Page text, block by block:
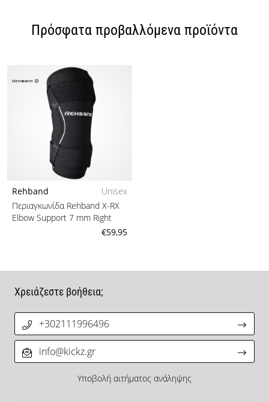
Πρόσφατα προβαλλόμενα προϊόντα
Rehband
Unisex
Περιαγκωνίδα Rehband X-RX
Elbow Support 7 mm Right
€59,95
Χρειάζεστε βοήθεια;
+302111996496
info@kickz.gr
Υποβολή αιτήματος ανάληψης